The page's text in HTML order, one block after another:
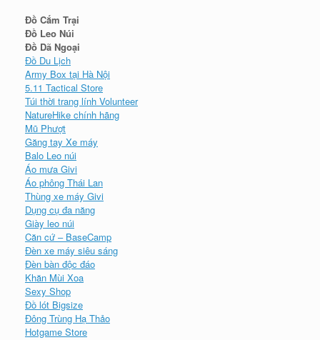
Đồ Cắm Trại
Đồ Leo Núi
Đồ Dã Ngoại
Đồ Du Lịch
Army Box tại Hà Nội
5.11 Tactical Store
Túi thời trang lính Volunteer
NatureHike chính hãng
Mũ Phượt
Găng tay Xe máy
Balo Leo núi
Áo mưa Givi
Áo phông Thái Lan
Thùng xe máy Givi
Dụng cụ đa năng
Giày leo núi
Căn cứ – BaseCamp
Đèn xe máy siêu sáng
Đèn bàn độc đáo
Khăn Mùi Xoa
Sexy Shop
Đồ lót Bigsize
Đông Trùng Hạ Thảo
Hotgame Store